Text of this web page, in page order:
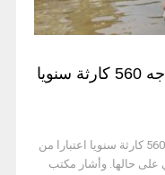
تقرير أممي أسود .. العالم سيواجه 560 كارثة سنويا
حذرت الأمم المتحدة من أن العالم سيواجه 560 كارثة سنويا اعتبارا من
على حالها. وأشار مكتب